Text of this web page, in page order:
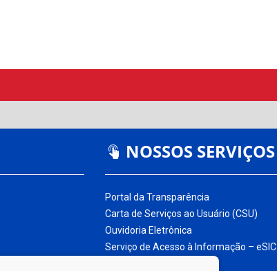
NOSSOS SERVIÇOS
Portal da Transparência
Carta de Serviços ao Usuário (CSU)
Ouvidoria Eletrônica
Serviço de Acesso à Informação – eSIC